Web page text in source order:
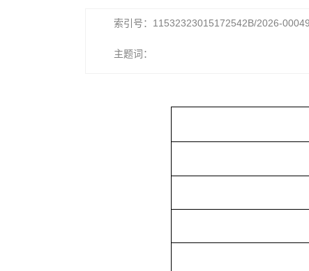
索引号：11532323015172542B/2026-00049
主题词：